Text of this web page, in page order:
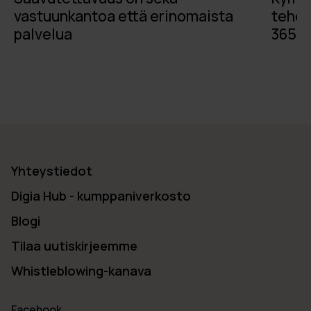
vastuunkantoa että erinomaista
palvelua
Yhteystiedot
Digia Hub - kumppaniverkosto
Blogi
Tilaa uutiskirjeemme
Whistleblowing-kanava